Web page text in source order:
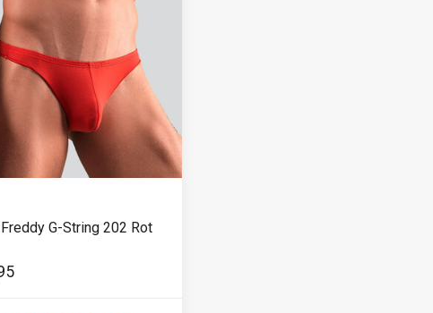
G-String 202 Rot